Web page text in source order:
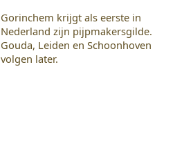
Gorinchem krijgt als eerste in
Nederland zijn pijpmakersgilde.
Gouda, Leiden en Schoonhoven
volgen later.